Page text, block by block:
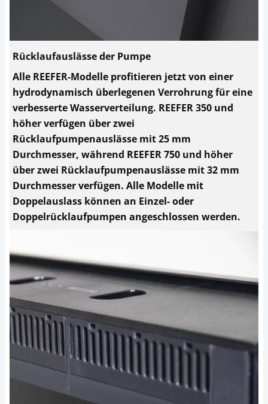
Rücklaufauslässe der Pumpe
Alle REEFER-Modelle profitieren jetzt von einer
hydrodynamisch überlegenen Verrohrung für eine
verbesserte Wasserverteilung. REEFER 350 und
höher verfügen über zwei
Rücklaufpumpenauslässe mit 25 mm
Durchmesser, während REEFER 750 und höher
über zwei Rücklaufpumpenauslässe mit 32 mm
Durchmesser verfügen. Alle Modelle mit
Doppelauslass können an Einzel- oder
Doppelrücklaufpumpen angeschlossen werden.